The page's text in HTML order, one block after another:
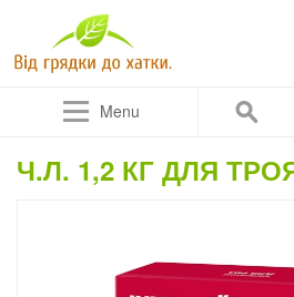
Menu
Ч.Л. 1,2 КГ ДЛЯ